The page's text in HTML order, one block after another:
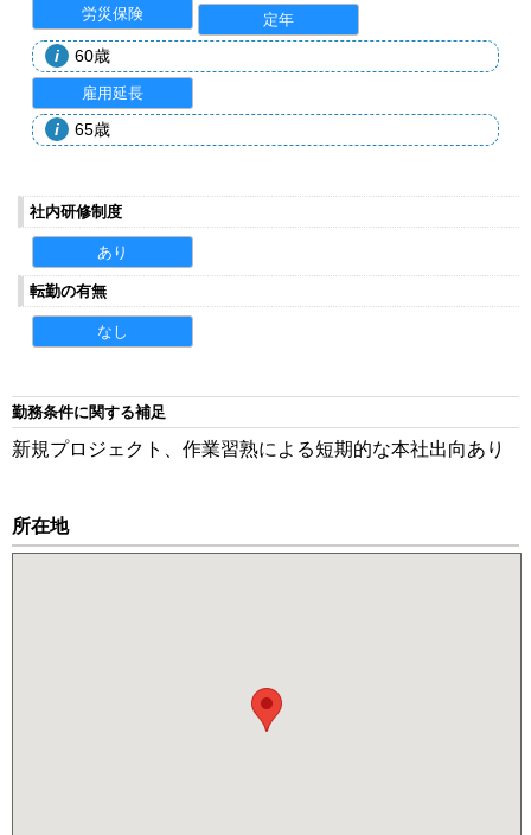
労災保険 定年
60歳
雇用延長
65歳
社内研修制度
あり
転勤の有無
なし
勤務条件に関する補足
新規プロジェクト、作業習熟による短期的な本社出向あり
所在地